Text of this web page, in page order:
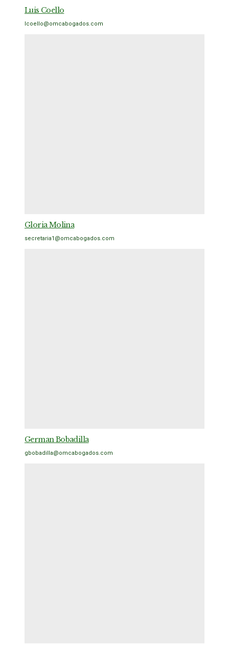
Luis Coello
lcoello@omcabogados.com
Gloria Molina
secretaria1@omcabogados.com
German Bobadilla
gbobadilla@omcabogados.com